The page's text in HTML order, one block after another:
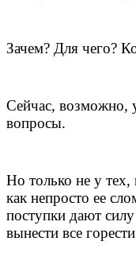
Зачем? Для чего?
Сейчас, возможно,
вопросы.
Но только не у тех,
как непросто ее
поступки дают
вынести все